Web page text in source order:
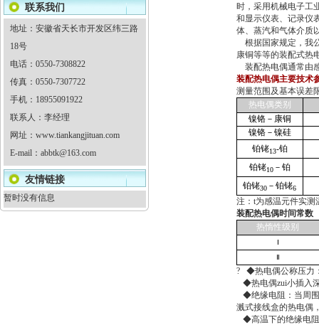
联系我们
地址：安徽省天长市开发区纬三路
18号
电话：0550-7308822
传真：0550-7307722
手机：18955091922
联系人：李经理
网址： www.tiankangjituan.com
E-mail： abbtk@163.com
友情链接
暂时没有信息
时，采用机械电子工
和显示仪表、记录仪
体、蒸汽和气体介质
根据国家规定，我
康铜等等的装配式热
装配热电偶通常由
装配热电偶主要技术
测量范围及基本误差
热电偶类别
镍铬－康铜
镍铬－镍硅
铂铑13-铂
铂铑10－铂
铂铑30 －铂铑6
注：t为感温元件实
装配热电偶时间常数
热惰性级别
Ⅰ
Ⅱ
? ◆热电偶公称压力
◆热电偶zui小插入
◆绝缘电阻：当周围
溅式接线盒的热电偶
◆高温下的绝缘电阻